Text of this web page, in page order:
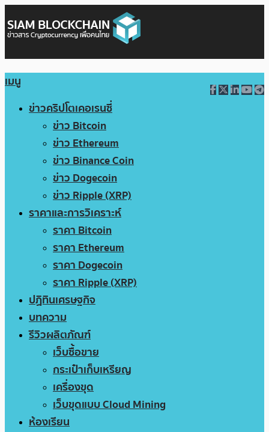
เมนู
ข่าวคริปโตเคอเรนซี่
ข่าว Bitcoin
ข่าว Ethereum
ข่าว Binance Coin
ข่าว Dogecoin
ข่าว Ripple (XRP)
ราคาและการวิเคราะห์
ราคา Bitcoin
ราคา Ethereum
ราคา Dogecoin
ราคา Ripple (XRP)
ปฏิทินเศรษฐกิจ
บทความ
รีวิวผลิตภัณฑ์
เว็บซื้อขาย
กระเป๋าเก็บเหรียญ
เครื่องขุด
เว็บขุดแบบ Cloud Mining
ห้องเรียน